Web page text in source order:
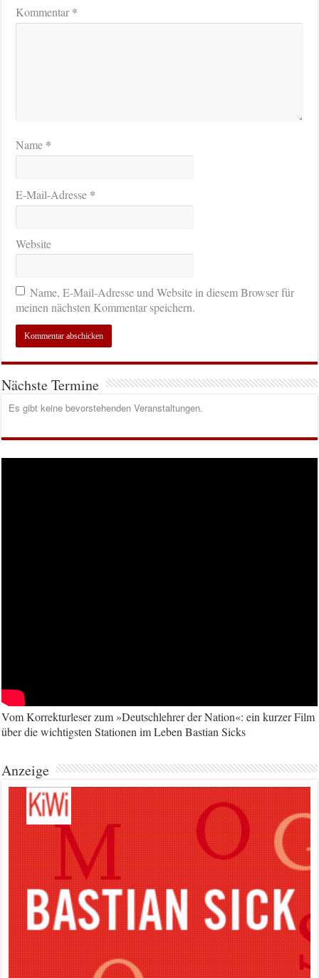
Kommentar*
Name *
E-Mail-Adresse *
Website
Name, E-Mail-Adresse und Website in diesem Browser für
meinen nächsten Kommentar speichern.
Nächste Termine
Es gibt keine bevorstehenden Veranstaltungen.
Vom Korrekturleser zum »Deutschlehrer der Nation«: ein kurzer Film
über die wichtigsten Stationen im Leben Bastian Sicks
Anzeige